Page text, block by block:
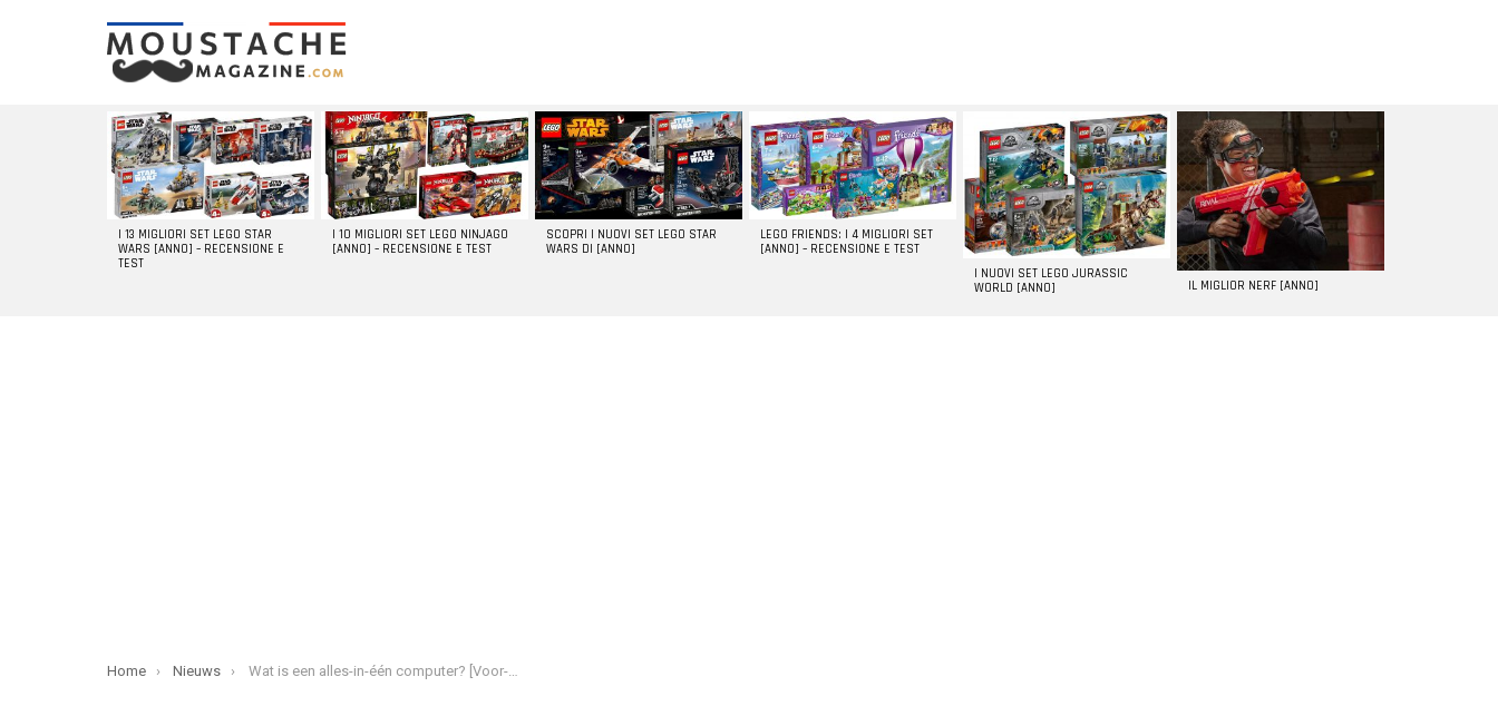
LATEST
STORIES
I 13 MIGLIORI SET LEGO STAR
WARS [ANNO] – RECENSIONE E
TEST
I 10 MIGLIORI SET LEGO NINJAGO
[ANNO] – RECENSIONE E TEST
SCOPRI I NUOVI SET LEGO STAR
WARS DI [ANNO]
LEGO FRIENDS: I 4 MIGLIORI SET
[ANNO] – RECENSIONE E TEST
I NUOVI SET LEGO JURASSIC
WORLD [ANNO]
IL MIGLIOR NERF [ANNO]
You are here:
Home Nieuws Wat is een alles-in-één computer? [Voor- en nadelen van alles-in-één pc]